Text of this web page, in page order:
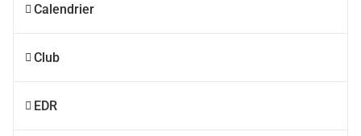
Calendrier
Club
EDR